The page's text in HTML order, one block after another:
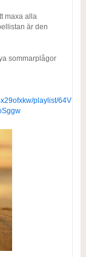
maxa alla
är den
sommarplågor
playlist/64V